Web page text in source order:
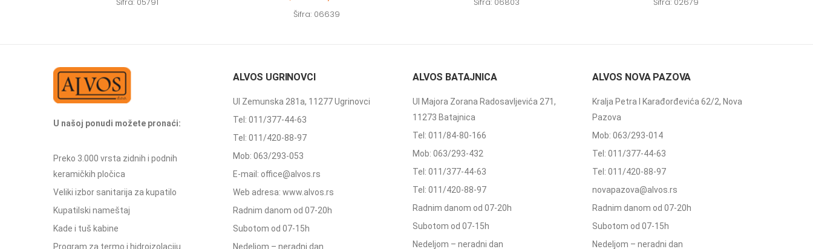
Šifra: 06639
U našoj ponudi možete pronaći:
Preko 3.000 vrsta zidnih i podnih
keramičkih pločica
Veliki izbor sanitarija za kupatilo
Kupatilski nameštaj
Kade i tuš kabine
Program za termo i hidroizolaciju
ALVOS UGRINOVCI
Ul Zemunska 281a, 11277 Ugrinovci
Tel: 011/377-44-63
Tel: 011/420-88-97
Mob: 063/293-053
E-mail: office@alvos.rs
Web adresa: www.alvos.rs
Radnim danom od 07-20h
Subotom od 07-15h
Nedeljom – neradni dan
ALVOS BATAJNICA
Ul Majora Zorana Radosavljevića 271,
11273 Batajnica
Tel: 011/84-80-166
Mob: 063/293-432
Tel: 011/377-44-63
Tel: 011/420-88-97
Radnim danom od 07-20h
Subotom od 07-15h
Nedeljom – neradni dan
ALVOS NOVA PAZOVA
Kralja Petra I Karađorđevića 62/2, Nova
Pazova
Mob: 063/293-014
Tel: 011/377-44-63
Tel: 011/420-88-97
novapazova@alvos.rs
Radnim danom od 07-20h
Subotom od 07-15h
Nedeljom – neradni dan